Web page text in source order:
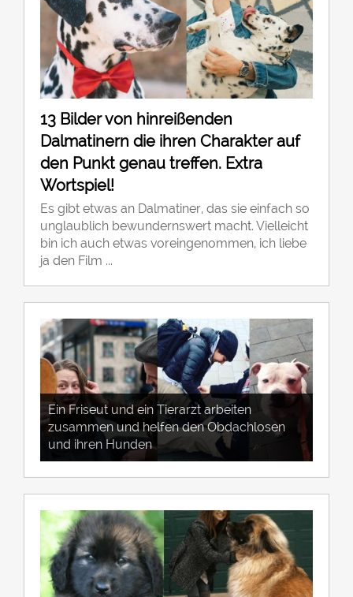
13 Bilder von hinreißenden
Dalmatinern die ihren Charakter auf
den Punkt genau treffen. Extra
Wortspiel!
Es gibt etwas an Dalmatiner, das sie einfach so
unglaublich bewundernswert macht. Vielleicht
bin ich auch etwas voreingenommen, ich liebe
ja den Film ...
Ein Friseut und ein Tierarzt arbeiten
zusammen und helfen den Obdachlosen
und ihren Hunden